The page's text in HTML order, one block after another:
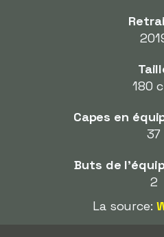
180
Capes en
37
Buts de
2
La source: